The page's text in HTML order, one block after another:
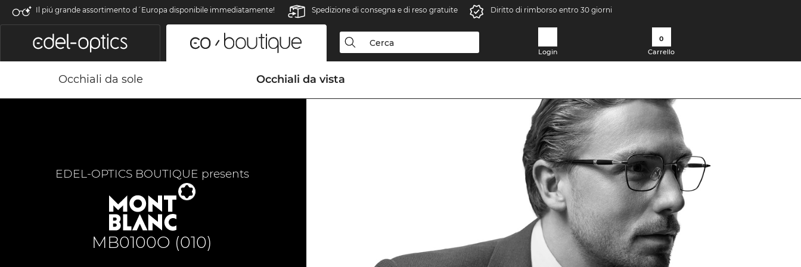
Il piú grande assortimento d´Europa disponibile immediatamente! Spedizione di consegna e di reso gratuite Diritto di rimborso entro 30 giorni
Login
0
Carrello
Occhiali da sole Occhiali da vista
MB0100O (010)
EDEL-OPTICS BOUTIQUE presents